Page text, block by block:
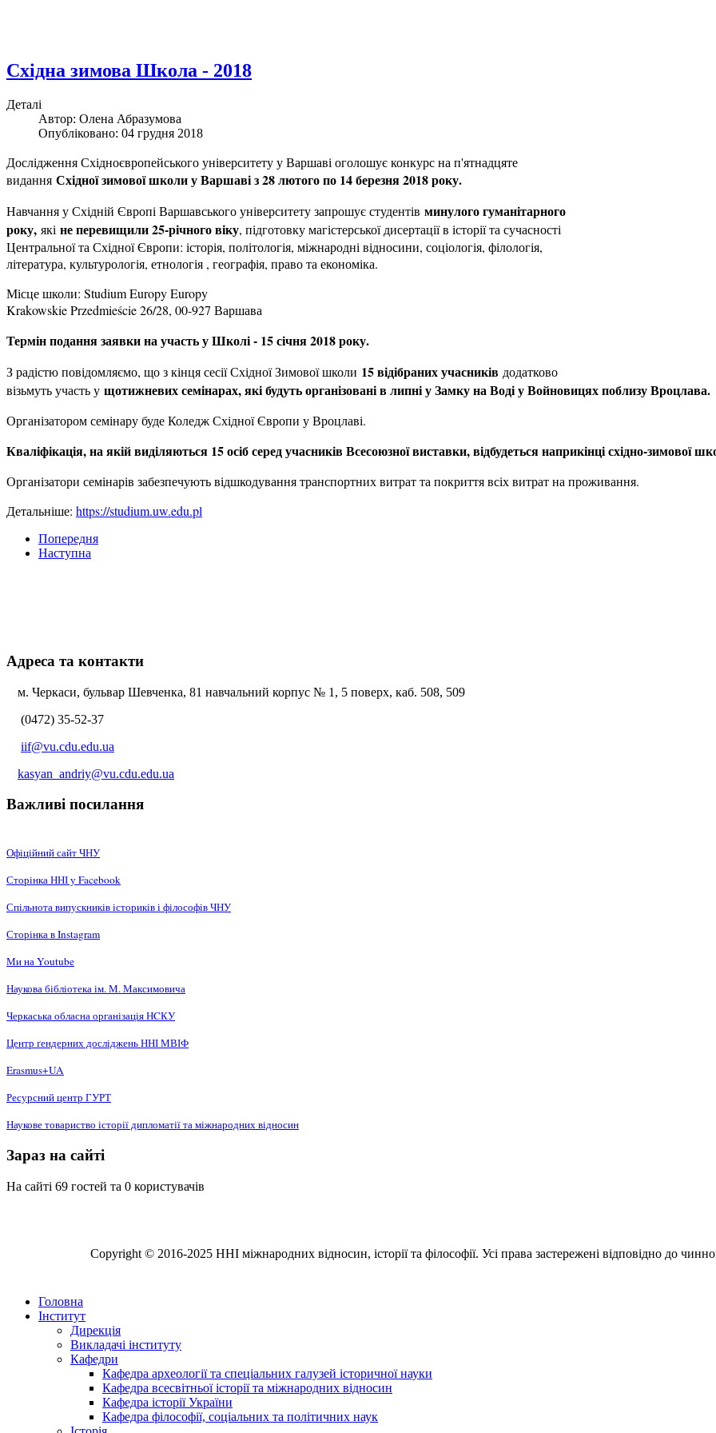
Східна зимова Школа - 2018
Деталі
Автор: Олена Абразумова
Опубліковано: 04 грудня 2018
Дослідження Східноєвропейського університету у Варшаві оголошує конкурс на п'ятнадцяте
видання Східної зимової школи у Варшаві з 28 лютого по 14 березня 2018 року.
Навчання у Східній Європі Варшавського університету запрошує студентів минулого гуманітарного
року, які не перевищили 25-річного віку, підготовку магістерської дисертації в історії та сучасності
Центральної та Східної Європи: історія, політологія, міжнародні відносини, соціологія, філологія,
література, культурологія, етнологія , географія, право та економіка.
Місце школи: Studium Europy Europy
Krakowskie Przedmieście 26/28, 00-927 Варшава
Термін подання заявки на участь у Школі - 15 січня 2018 року.
З радістю повідомляємо, що з кінця сесії Східної Зимової школи 15 відібраних учасників додатково
візьмуть участь у щотижневих семінарах, які будуть організовані в липні у Замку на Воді у Войновицях поблизу Вроцлава.
Організатором семінару буде Коледж Східної Європи у Вроцлаві.
Кваліфікація, на якій виділяються 15 осіб серед учасників Всесоюзної виставки, відбудеться наприкінці східно-зимової
Організатори семінарів забезпечують відшкодування транспортних витрат та покриття всіх витрат на проживання.
Детальніше: https://studium.uw.edu.pl
Попередня
Наступна
Адреса та контакти
м. Черкаси, бульвар Шевченка, 81 навчальний корпус № 1, 5 поверх, каб. 508, 509
(0472) 35-52-37
iif@vu.cdu.edu.ua
kasyan_andriy@vu.cdu.edu.ua
Важливі посилання
Офіційний сайт ЧНУ
Сторінка ННІ у Facebook
Спільнота випускників істориків і філософів ЧНУ
Сторінка в Instagram
Ми на Youtube
Наукова бібліотека ім. М. Максимовича
Черкаська обласна організація НCКУ
Центр ґендерних досліджень ННІ МВІФ
Erasmus+UA
Ресурсний центр ГУРТ
Наукове товариство історії дипломатії та міжнародних відносин
Зараз на сайті
На сайті 69 гостей та 0 користувачів
Copyright © 2016-2025 ННІ міжнародних відносин, історії та філософії. Усі права застережені відповідно до
Головна
Інститут
Дирекція
Викладачі інституту
Кафедри
Кафедра археології та спеціальних галузей історичної науки
Кафедра всесвітньої історії та міжнародних відносин
Кафедра історії України
Кафедра філософії, соціальних та політичних наук